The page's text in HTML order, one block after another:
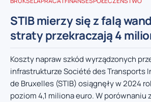
STIB mierzy się z falą
straty przekraczają 4
Koszty napraw szkód wyrządzonych
infrastrukturze Société des Transports
de Bruxelles (STIB) osiągnęły w 2024
poziom 4,1 miliona euro. W porównaniu